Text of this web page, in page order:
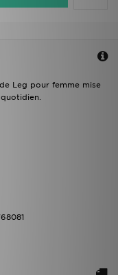
Leg pour femme mise